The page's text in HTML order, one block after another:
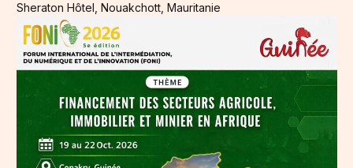
Sheraton Hôtel, Nouakchott, Mauritanie